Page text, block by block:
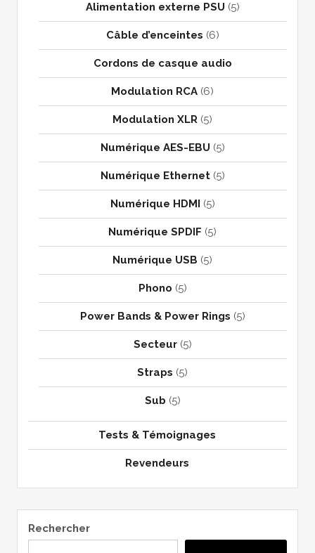
Alimentation externe PSU (5)
Câble d’enceintes (6)
Cordons de casque audio
Modulation RCA (6)
Modulation XLR (5)
Numérique AES-EBU (5)
Numérique Ethernet(5)
Numérique HDMI (5)
Numérique SPDIF (5)
Numérique USB (5)
Phono (5)
Power Bands & Power Rings (5)
Secteur(5)
Straps (5)
Sub (5)
Tests & Témoignages
Revendeurs
Rechercher